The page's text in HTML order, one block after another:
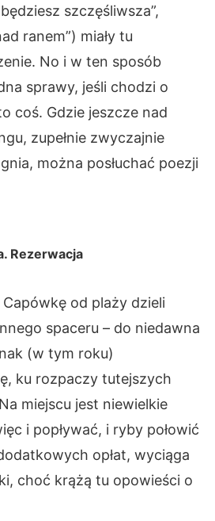
szczęśliwsza”,
ranem”) miały tu
No i w ten sposób
sprawy, jeśli chodzi o
coś. Gdzie jeszcze nad
zupełnie zwyczajnie
można posłuchać poezji
Rezerwacja
od plaży dzieli
spaceru – do niedawna
(w tym roku)
ku rozpaczy tutejszych
miejscu jest niewielkie
i popływać, i ryby połowić
opłat, wyciąga
choć krążą tu opowieści o